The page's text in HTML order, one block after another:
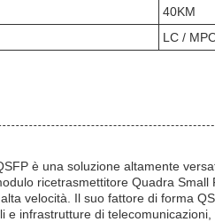
40KM
LC /
è una soluzione altamente
ricetrasmettitore Quadra
velocità. Il suo fattore di forma
e infrastrutture di